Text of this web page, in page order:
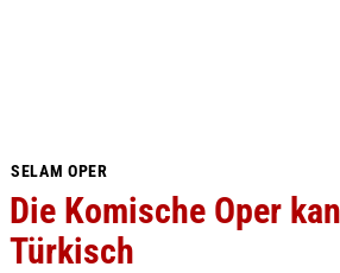
SELAM OPER
Die Komische Oper
Türkisch